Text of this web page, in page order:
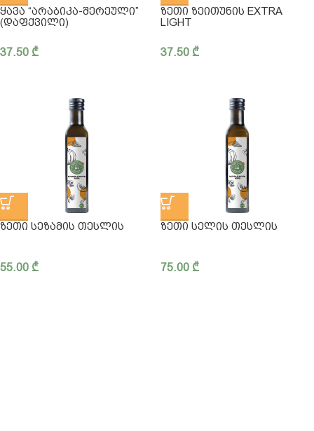
ᲧᲐᲕᲐ “ᲐᲠᲐᲑᲘᲙᲐ-ᲨᲔᲠᲔᲣᲚᲘ”
(ᲓᲐᲤᲥᲕᲘᲚᲘ)
37.50 ₾
ᲖᲔᲗᲘ ᲖᲔᲘᲗᲣᲜᲘᲡ EXTRA
LIGHT
37.50 ₾
ᲖᲔᲗᲘ ᲡᲔᲖᲐᲛᲘᲡ ᲗᲔᲡᲚᲘᲡ
55.00 ₾
ᲖᲔᲗᲘ ᲡᲔᲚᲘᲡ ᲗᲔᲡᲚᲘᲡ
75.00 ₾